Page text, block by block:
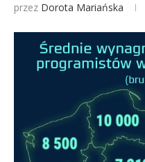
przez Dorota Mariańska